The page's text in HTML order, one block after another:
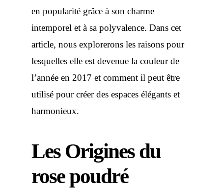
en popularité grâce à son charme
intemporel et à sa polyvalence. Dans cet
article, nous explorerons les raisons pour
lesquelles elle est devenue la couleur de
l’année en 2017 et comment il peut être
utilisé pour créer des espaces élégants et
harmonieux.
Les Origines du
rose poudré